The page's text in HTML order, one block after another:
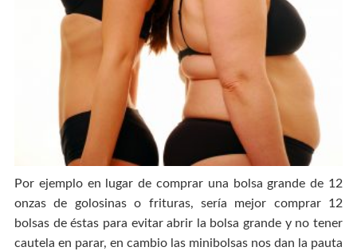
Por ejemplo en lugar de comprar una bolsa grande de 12
onzas de golosinas o frituras, sería mejor comprar 12
bolsas de éstas para evitar abrir la bolsa grande y no tener
cautela en parar, en cambio las minibolsas nos dan la pauta